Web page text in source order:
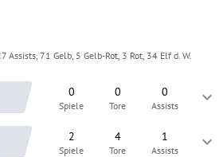
Assists, 71 Gelb, 5 Gelb-Rot, 3 Rot, 34 Elf d. W.
0
Spiele
0
Tore
0
Assists
2
Spiele
4
Tore
1
Assists